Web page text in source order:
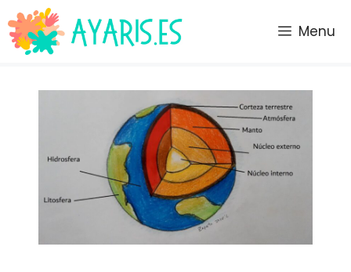
Saltar
al
contenido
Menu